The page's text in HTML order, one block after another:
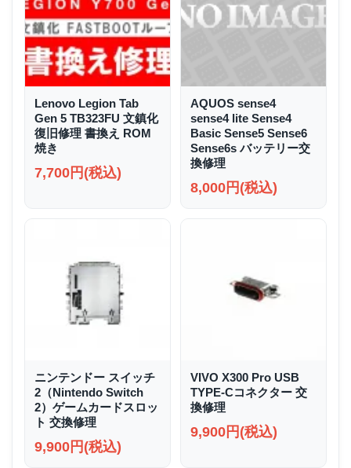
Lenovo Legion Tab
Gen 5 TB323FU 文鎮化
復旧修理 書換え ROM
焼き
7,700円(税込)
AQUOS sense4
sense4 lite Sense4
Basic Sense5 Sense6
Sense6s バッテリー交
換修理
8,000円(税込)
ニンテンドー スイッチ
2（Nintendo Switch
2）ゲームカードスロッ
ト 交換修理
9,900円(税込)
VIVO X300 Pro USB
TYPE-Cコネクター 交
換修理
9,900円(税込)